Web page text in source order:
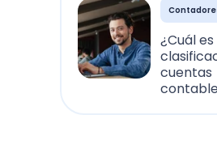
¿Cuál
cuentas